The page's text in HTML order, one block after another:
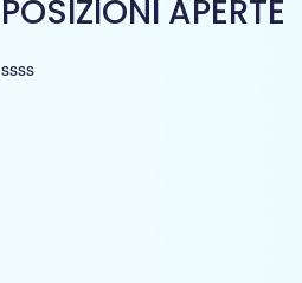
POSIZIONI APERTE
ssss